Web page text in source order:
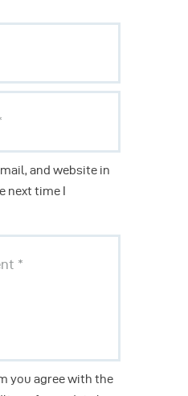
and website in
next time I
you agree with the